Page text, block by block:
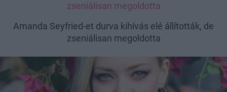
zseniálisan megoldotta
Amanda Seyfried-et durva kihívás elé állították, de
zseniálisan megoldotta